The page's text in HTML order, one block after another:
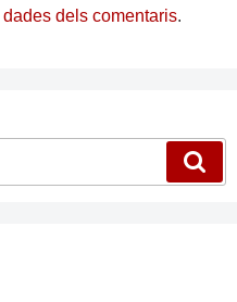
dels comentaris.